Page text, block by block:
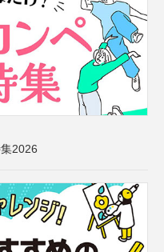
2026